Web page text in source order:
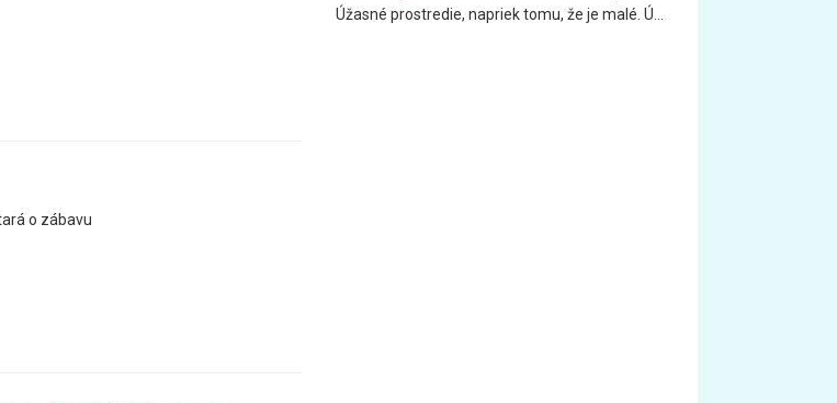
o zábavu